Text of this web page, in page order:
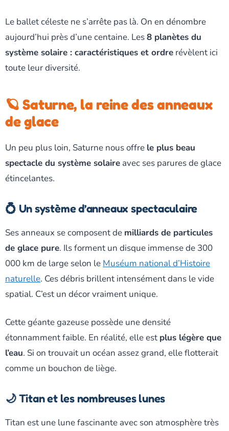
Le ballet céleste ne s’arrête pas là. On en dénombre
aujourd’hui près d’une centaine. Les8 planètes du
système solaire : caractéristiques et ordre révèlent ici
toute leur diversité.
🪐 Saturne, la reine des anneaux
de glace
Un peu plus loin, Saturne nous offre le plus beau
spectacle du système solaire avec ses parures de glace
étincelantes.
💍 Un système d’anneaux spectaculaire
Ses anneaux se composent de milliards de particules
de glace pure. Ils forment un disque immense de 300
000 km de large selon le Muséum national d’Histoire
naturelle. Ces débris brillent intensément dans le vide
spatial. C’est un décor vraiment unique.
Cette géante gazeuse possède une densité
étonnamment faible. En réalité, elle est plus légère que
l’eau. Si on trouvait un océan assez grand, elle flotterait
comme un bouchon de liège.
🌙 Titan et les nombreuses lunes
Titan est une lune fascinante avec son atmosphère très